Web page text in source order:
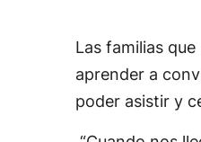
Las familias
aprender a
poder asistir y